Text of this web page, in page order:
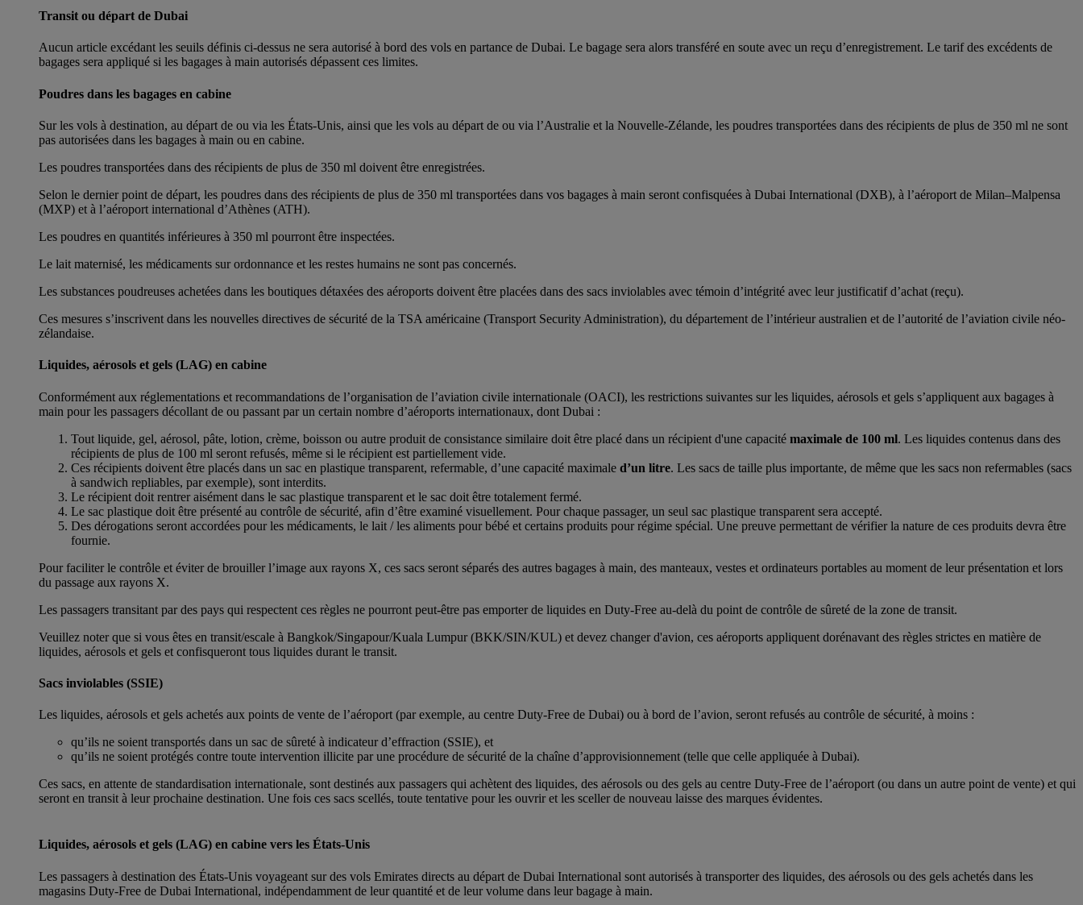
Transit ou départ de Dubai
Aucun article excédant les seuils définis ci-dessus ne sera autorisé à bord des vols en partance de Dubai. Le bagage sera alors transféré en soute avec un reçu d’enregistrement. Le tarif des excédents de
bagages sera appliqué si les bagages à main autorisés dépassent ces limites.
Poudres dans les bagages en cabine
Sur les vols à destination, au départ de ou via les États-Unis, ainsi que les vols au départ de ou via l’Australie et la Nouvelle-Zélande, les poudres transportées dans des récipients de plus de 350 ml ne sont
pas autorisées dans les bagages à main ou en cabine.
Les poudres transportées dans des récipients de plus de 350 ml doivent être enregistrées.
Selon le dernier point de départ, les poudres dans des récipients de plus de 350 ml transportées dans vos bagages à main seront confisquées à Dubai International (DXB), à l’aéroport de Milan–Malpensa
(MXP) et à l’aéroport international d’Athènes (ATH).
Les poudres en quantités inférieures à 350 ml pourront être inspectées.
Le lait maternisé, les médicaments sur ordonnance et les restes humains ne sont pas concernés.
Les substances poudreuses achetées dans les boutiques détaxées des aéroports doivent être placées dans des sacs inviolables avec témoin d’intégrité avec leur justificatif d’achat (reçu).
Ces mesures s’inscrivent dans les nouvelles directives de sécurité de la TSA américaine (Transport Security Administration), du département de l’intérieur australien et de l’autorité de l’aviation civile néo-
zélandaise.
Liquides, aérosols et gels (LAG) en cabine
Conformément aux réglementations et recommandations de l’organisation de l’aviation civile internationale (OACI), les restrictions suivantes sur les liquides, aérosols et gels s’appliquent aux bagages à
main pour les passagers décollant de ou passant par un certain nombre d’aéroports internationaux, dont Dubai :
Tout liquide, gel, aérosol, pâte, lotion, crème, boisson ou autre produit de consistance similaire doit être placé dans un récipient d'une capacité maximale de 100 ml. Les liquides contenus dans des
récipients de plus de 100 ml seront refusés, même si le récipient est partiellement vide.
Ces récipients doivent être placés dans un sac en plastique transparent, refermable, d’une capacité maximale d’un litre. Les sacs de taille plus importante, de même que les sacs non refermables (sacs
à sandwich repliables, par exemple), sont interdits.
Le récipient doit rentrer aisément dans le sac plastique transparent et le sac doit être totalement fermé.
Le sac plastique doit être présenté au contrôle de sécurité, afin d’être examiné visuellement. Pour chaque passager, un seul sac plastique transparent sera accepté.
Des dérogations seront accordées pour les médicaments, le lait / les aliments pour bébé et certains produits pour régime spécial. Une preuve permettant de vérifier la nature de ces produits devra être
fournie.
Pour faciliter le contrôle et éviter de brouiller l’image aux rayons X, ces sacs seront séparés des autres bagages à main, des manteaux, vestes et ordinateurs portables au moment de leur présentation et lors
du passage aux rayons X.
Les passagers transitant par des pays qui respectent ces règles ne pourront peut-être pas emporter de liquides en Duty-Free au-delà du point de contrôle de sûreté de la zone de transit.
Veuillez noter que si vous êtes en transit/escale à Bangkok/Singapour/Kuala Lumpur (BKK/SIN/KUL) et devez changer d'avion, ces aéroports appliquent dorénavant des règles strictes en matière de
liquides, aérosols et gels et confisqueront tous liquides durant le transit.
Sacs inviolables (SSIE)
Les liquides, aérosols et gels achetés aux points de vente de l’aéroport (par exemple, au centre Duty-Free de Dubai) ou à bord de l’avion, seront refusés au contrôle de sécurité, à moins :
qu’ils ne soient transportés dans un sac de sûreté à indicateur d’effraction (SSIE), et
qu’ils ne soient protégés contre toute intervention illicite par une procédure de sécurité de la chaîne d’approvisionnement (telle que celle appliquée à Dubai).
Ces sacs, en attente de standardisation internationale, sont destinés aux passagers qui achètent des liquides, des aérosols ou des gels au centre Duty-Free de l’aéroport (ou dans un autre point de vente) et qui
seront en transit à leur prochaine destination. Une fois ces sacs scellés, toute tentative pour les ouvrir et les sceller de nouveau laisse des marques évidentes.
Liquides, aérosols et gels (LAG) en cabine vers les États-Unis
Les passagers à destination des États-Unis voyageant sur des vols Emirates directs au départ de Dubai International sont autorisés à transporter des liquides, des aérosols ou des gels achetés dans les
magasins Duty-Free de Dubai International, indépendamment de leur quantité et de leur volume dans leur bagage à main.